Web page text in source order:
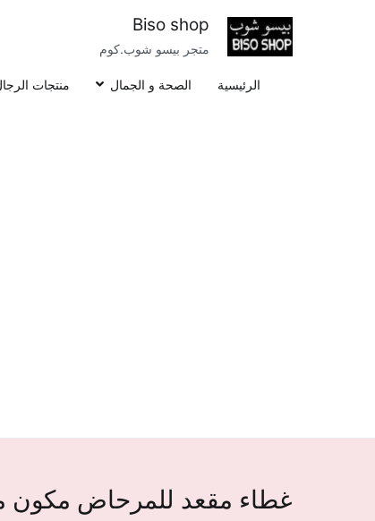
Biso shop
متجر بيسو شوب.كوم
الرئيسية الصحة و الجمال منتجات
غطاء مقعد للمرحاض مكون من 6